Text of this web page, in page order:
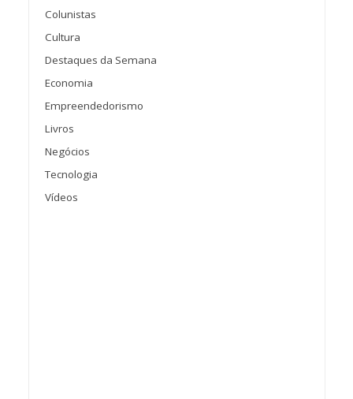
Colunistas
Cultura
Destaques da Semana
Economia
Empreendedorismo
Livros
Negócios
Tecnologia
Vídeos